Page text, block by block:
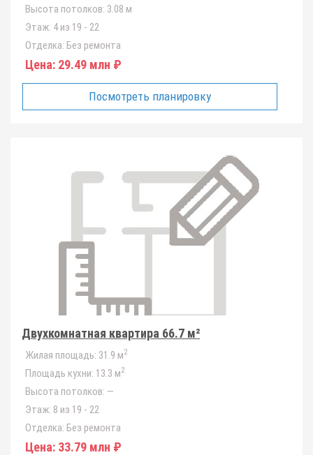
Высота потолков: 3.08 м
Этаж: 4 из 19 - 22
Отделка: Без ремонта
Цена: 29.49 млн ₽
Посмотреть планировку
Двухкомнатная квартира 66.7 м²
Жилая площадь: 31.9 м2
Площадь кухни: 13.3 м2
Высота потолков: —
Этаж: 8 из 19 - 22
Отделка: Без ремонта
Цена: 33.79 млн ₽